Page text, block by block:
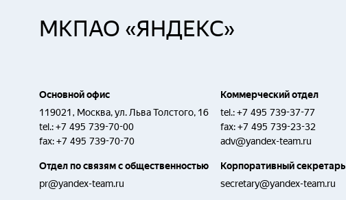
МКПАО «ЯНДЕКС»
Основной офис
119021, Москва, ул. Льва Толстого, 16
tel.:+7 495 739-70-00
fax:+7 495 739-70-70
Коммерческий отдел
tel.:+7 495 739-37-77
fax:+7 495 739-23-32
adv@yandex-team.ru
Отдел по связям с общественностью
pr@yandex-team.ru
Корпоративный секретарь
secretary@yandex-team.ru